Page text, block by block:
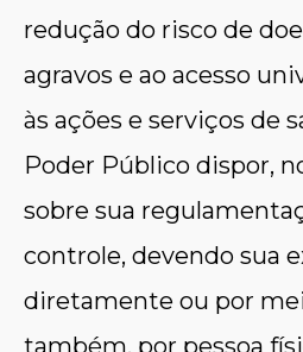
redução do risco de
agravos e ao acesso
às ações e serviços de
Poder Público dispor,
sobre sua
controle, devendo sua
diretamente ou por
também, por pessoa